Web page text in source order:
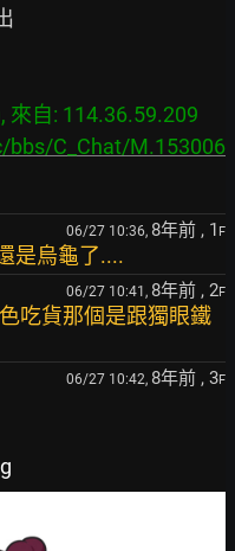
來自: 114.36.59.209
C_Chat/M.153006
06/27 10:36, 8年前 , 1 F
是烏龜了....
06/27 10:41, 8年前 , 2F
吃貨那個是跟獨眼鐵
06/27 10:42, 8年前 , 3F